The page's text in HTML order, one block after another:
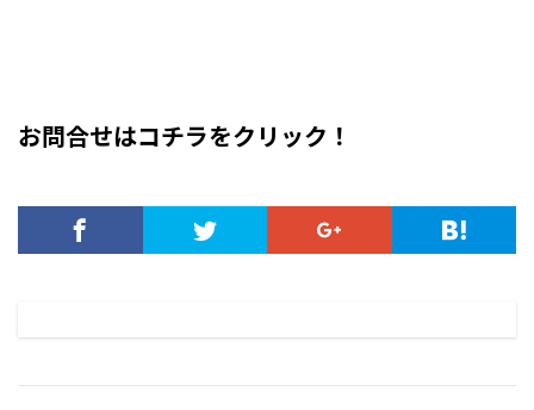
お問合せはコチラをクリック！